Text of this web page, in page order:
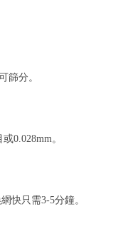
分。
0.028mm。
只需3-5分鐘。